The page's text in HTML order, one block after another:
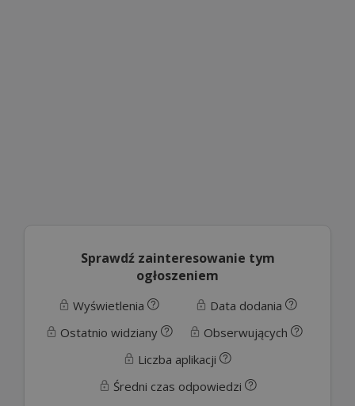
Sprawdź zainteresowanie tym
ogłoszeniem
Wyświetlenia
Data dodania
Ostatnio widziany
Obserwujących
Liczba aplikacji
Średni czas odpowiedzi